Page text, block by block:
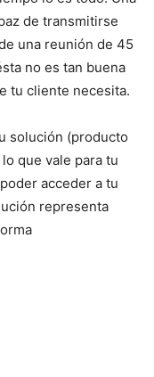
de transmitirse
una reunión de 45
no es tan buena
tu cliente necesita.
solución (producto
que vale para tu
acceder a tu
representa